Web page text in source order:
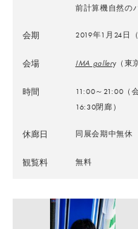
前計算機自然の
会期 2019年1月24日
会場 IMA gallery（東
時間
11:00～21:00（
16:30閉廊）
休廊日 同展会期中無休
観覧料 無料